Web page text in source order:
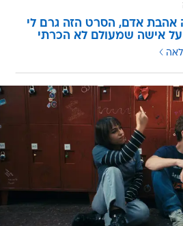
אהבת אדם, הסרט הזה גרם לי
אישה שמעולם לא הכרתי